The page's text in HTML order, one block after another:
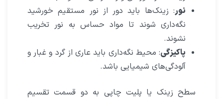
نور: زینک‌ها باید دور از نور مستقیم خورشید
نگه‌داری شوند تا مواد حساس به نور تخریب
نشوند.
پاکیزگی: محیط نگه‌داری باید عاری از گرد و غبار و
آلودگی‌های شیمیایی باشد.
سطح زینک یا پلیت چاپی به دو قسمت تقسیم